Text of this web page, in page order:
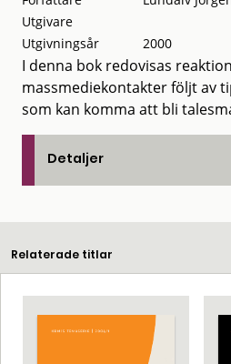
Utgivare
Utgivningsår
2000
I denna bok redovisas
massmediekontakter följt av
som kan komma att bli
Detaljer
Relaterade titlar